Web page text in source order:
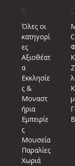
ε
Όλες οι
κατηγορί
ες
Αξιοθέατ
α
Εκκλησίε
ς &
Μοναστ
ήρια
Εμπειρίε
ς
Μουσεία
Παραλίες
Χωριά